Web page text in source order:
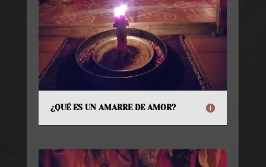
¿QUÉ ES UN AMARRE DE AMOR?